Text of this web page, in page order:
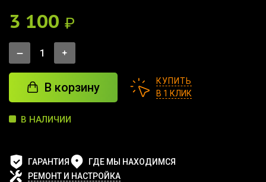
3 100 ₽
В корзину
КУПИТЬ
В 1 КЛИК
В НАЛИЧИИ
ГАРАНТИЯ
ГДЕ МЫ НАХОДИМСЯ
РЕМОНТ И НАСТРОЙКА